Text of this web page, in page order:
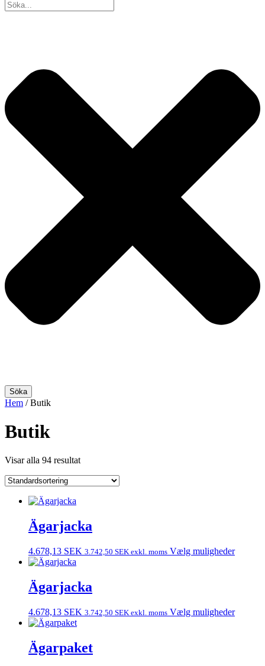
Söka
Hem / Butik
Butik
Visar alla 94 resultat
Ägarjacka
4.678,13 SEK 3.742,50 SEK exkl. moms Vælg muligheder
Ägarjacka
4.678,13 SEK 3.742,50 SEK exkl. moms Vælg muligheder
Ägarpaket